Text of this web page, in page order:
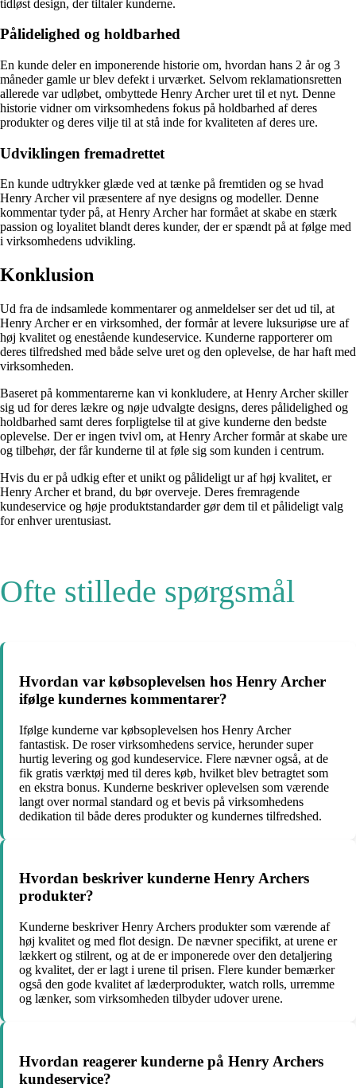
tidløst design, der tiltaler kunderne.
Pålidelighed og holdbarhed
En kunde deler en imponerende historie om, hvordan hans 2 år og 3
måneder gamle ur blev defekt i urværket. Selvom reklamationsretten
allerede var udløbet, ombyttede Henry Archer uret til et nyt. Denne
historie vidner om virksomhedens fokus på holdbarhed af deres
produkter og deres vilje til at stå inde for kvaliteten af deres ure.
Udviklingen fremadrettet
En kunde udtrykker glæde ved at tænke på fremtiden og se hvad
Henry Archer vil præsentere af nye designs og modeller. Denne
kommentar tyder på, at Henry Archer har formået at skabe en stærk
passion og loyalitet blandt deres kunder, der er spændt på at følge med
i virksomhedens udvikling.
Konklusion
Ud fra de indsamlede kommentarer og anmeldelser ser det ud til, at
Henry Archer er en virksomhed, der formår at levere luksuriøse ure af
høj kvalitet og enestående kundeservice. Kunderne rapporterer om
deres tilfredshed med både selve uret og den oplevelse, de har haft med
virksomheden.
Baseret på kommentarerne kan vi konkludere, at Henry Archer skiller
sig ud for deres lækre og nøje udvalgte designs, deres pålidelighed og
holdbarhed samt deres forpligtelse til at give kunderne den bedste
oplevelse. Der er ingen tvivl om, at Henry Archer formår at skabe ure
og tilbehør, der får kunderne til at føle sig som kunden i centrum.
Hvis du er på udkig efter et unikt og pålideligt ur af høj kvalitet, er
Henry Archer et brand, du bør overveje. Deres fremragende
kundeservice og høje produktstandarder gør dem til et pålideligt valg
for enhver urentusiast.
Ofte stillede spørgsmål
Hvordan var købsoplevelsen hos Henry Archer
ifølge kundernes kommentarer?
Ifølge kunderne var købsoplevelsen hos Henry Archer
fantastisk. De roser virksomhedens service, herunder super
hurtig levering og god kundeservice. Flere nævner også, at de
fik gratis værktøj med til deres køb, hvilket blev betragtet som
en ekstra bonus. Kunderne beskriver oplevelsen som værende
langt over normal standard og et bevis på virksomhedens
dedikation til både deres produkter og kundernes tilfredshed.
Hvordan beskriver kunderne Henry Archers
produkter?
Kunderne beskriver Henry Archers produkter som værende af
høj kvalitet og med flot design. De nævner specifikt, at urene er
lækkert og stilrent, og at de er imponerede over den detaljering
og kvalitet, der er lagt i urene til prisen. Flere kunder bemærker
også den gode kvalitet af læderprodukter, watch rolls, urremme
og lænker, som virksomheden tilbyder udover urene.
Hvordan reagerer kunderne på Henry Archers
kundeservice?